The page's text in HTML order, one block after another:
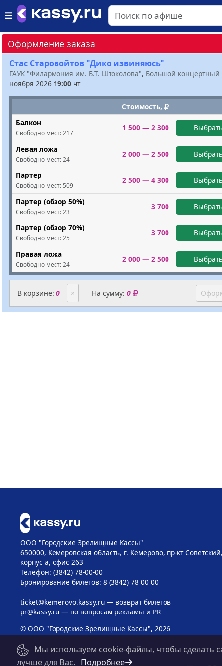
Оформление заказа
Стас Старовойтов "Дико извиняюсь"
ГАУК "Филармония им. Б.Т. Штоколова", Большой концертный
ноября 2026 19:00 чт
Стоимость,
Балкон
Свободно мест: 217
1 500 — 2 300
Левая ложа
Свободно мест: 24
2 000 — 2 500
Партер
Свободно мест: 509
2 500 — 4 300
Партер (обзор 50%)
Свободно мест: 23
3 700
Партер (обзор 70%)
Свободно мест: 25
3 700
Правая ложа
Свободно мест: 24
2 000 — 2 500
В корзине: 0 × На сумму:0
ООО "Городские Зрелищные Кассы"
650000, Кемеровская область, г. Кемерово, пр-кт
корпус а, офис 263
Телефон: (3842) 78-00-00
Бронирование билетов: 8 (3842) 78 00 00
ticket@kemerovo.kassy.ru— возврат билетов
pr@kassy.ru— по вопросам рекламы и PR
© ООО "Городские Зрелищные Кассы", 2026
Мы используем cookie-файлы, чтобы сделать
лучше для Вас. Подробнее